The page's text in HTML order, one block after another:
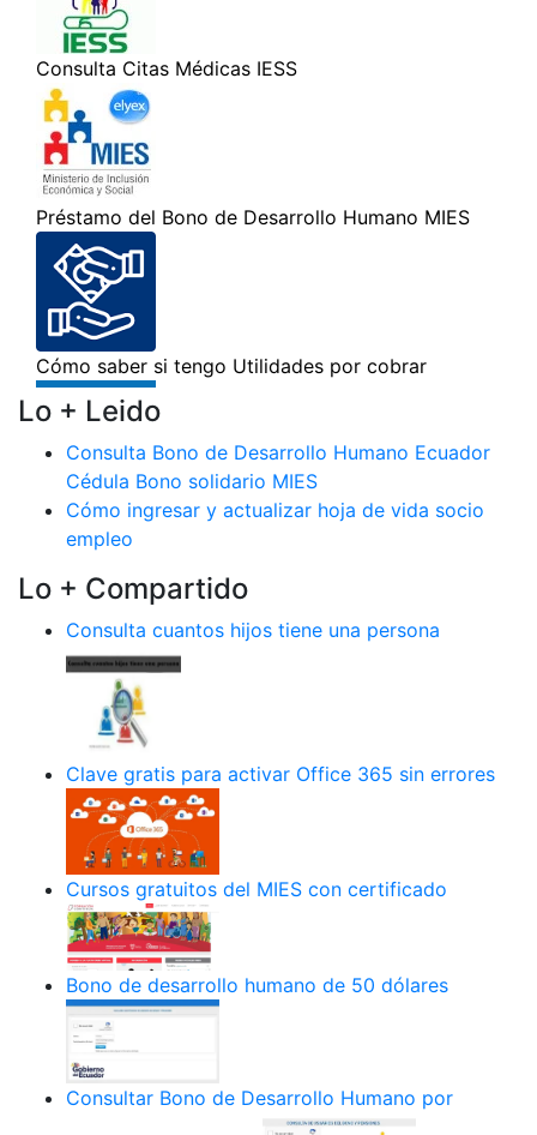
Lo + Leido
Consulta Bono de Desarrollo Humano Ecuador
Cédula Bono solidario MIES
Cómo ingresar y actualizar hoja de vida socio
empleo
Lo + Compartido
Consulta cuantos hijos tiene una persona
Clave gratis para activar Office 365 sin errores
Cursos gratuitos del MIES con certificado
Bono de desarrollo humano de 50 dólares
Consultar Bono de Desarrollo Humano por